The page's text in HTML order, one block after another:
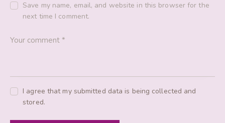
Save my name, email, and website in this browser for the
next time I comment.
I agree that my submitted data is being collected and
stored.